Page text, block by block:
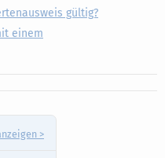
gültig?
einem
>